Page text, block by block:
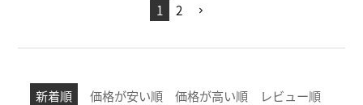
1
2
新着順 価格が安い順 価格が高い順 レビュー順